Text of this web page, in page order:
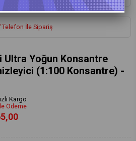
Telefon İle Sipariş
Ultra Yoğun Konsantre
(1:100 Konsantre) -
Kargo
Ödeme